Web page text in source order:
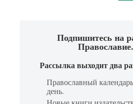
Подпишитесь на
Рассылка выходит два
Православный
день.